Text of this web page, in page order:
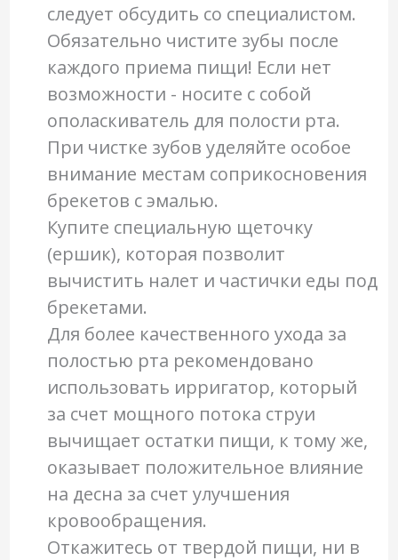
следует обсудить со специалистом.
Обязательно чистите зубы после
каждого приема пищи! Если нет
возможности - носите с собой
ополаскиватель для полости рта.
При чистке зубов уделяйте особое
внимание местам соприкосновения
брекетов с эмалью.
Купите специальную щеточку
(ершик), которая позволит
вычистить налет и частички еды под
брекетами.
Для более качественного ухода за
полостью рта рекомендовано
использовать ирригатор, который
за счет мощного потока струи
вычищает остатки пищи, к тому же,
оказывает положительное влияние
на десна за счет улучшения
кровообращения.
Откажитесь от твердой пищи, ни в